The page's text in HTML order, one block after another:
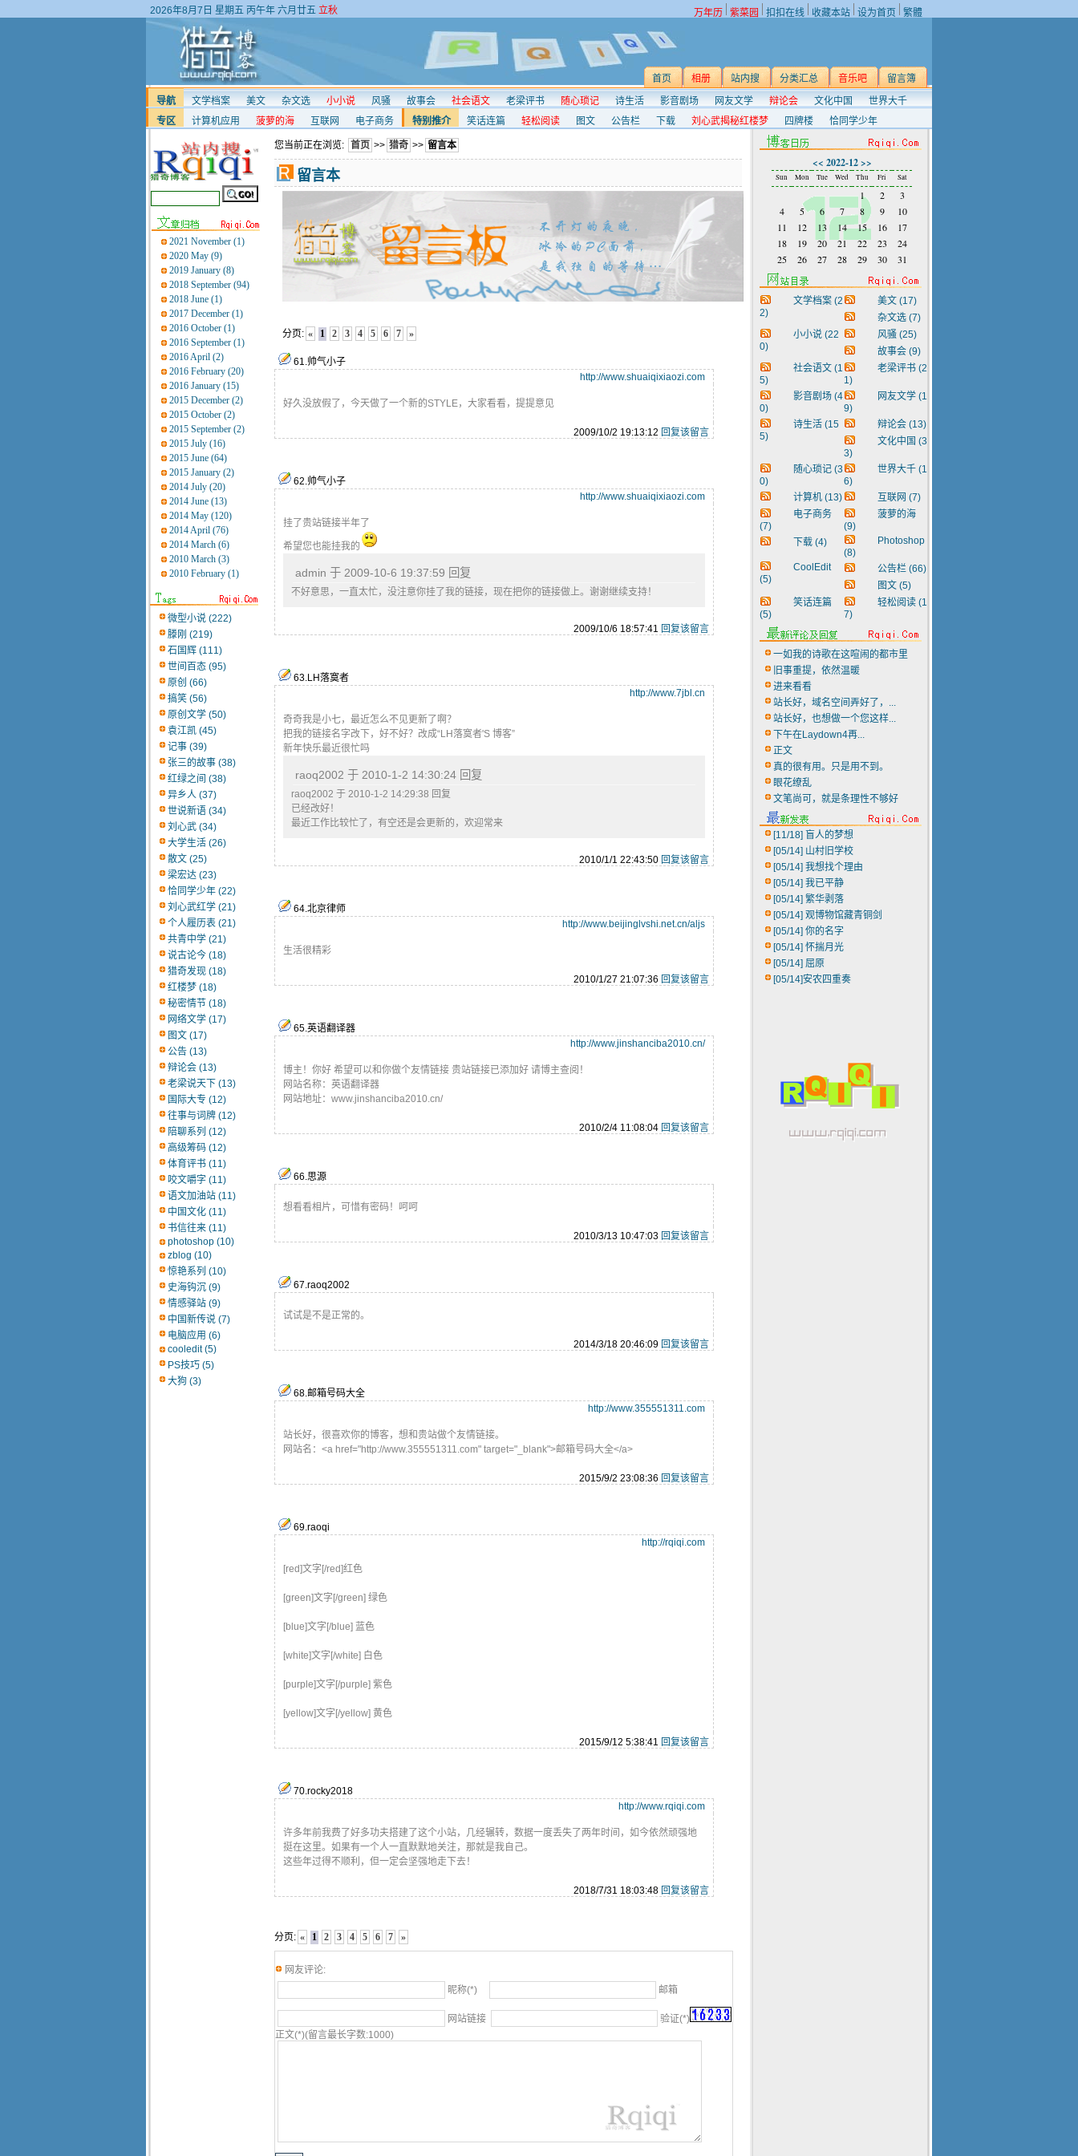
2026年8月7日 星期五 丙午年 六月廿五 立秋 万年历 紫菜园 扣扣在线 收藏本站 设为首页 繁體
留言簿
音乐吧
分类汇总
站内搜
相册
首页
导航
文学档案 美文 杂文选 小小说 风骚 故事会 社会语文 老梁评书 随心琐记 诗生活 影音剧场 网友文学 辩论会 文化中国
世界大千
专区
计算机应用 菠萝的海 互联网 电子商务 特别推介 笑话连篇 轻松阅读 图文 公告栏 下载 刘心武揭秘红楼梦 四牌楼 恰同学少年
2021 November (1)
2020 May (9)
2019 January (8)
2018 September (94)
2018 June (1)
2017 December (1)
2016 October (1)
2016 September (1)
2016 April (2)
2016 February (20)
2016 January (15)
2015 December (2)
2015 October (2)
2015 September (2)
2015 July (16)
2015 June (64)
2015 January (2)
2014 July (20)
2014 June (13)
2014 May (120)
2014 April (76)
2014 March (6)
2010 March (3)
2010 February (1)
微型小说 (222)
滕刚 (219)
石国辉 (111)
世间百态 (95)
原创 (66)
搞笑 (56)
原创文学 (50)
袁江凯 (45)
记事 (39)
张三的故事 (38)
红绿之间 (38)
异乡人 (37)
世说新语 (34)
刘心武 (34)
大学生活 (26)
散文 (25)
梁宏达 (23)
恰同学少年 (22)
刘心武红学 (21)
个人履历表 (21)
共青中学 (21)
说古论今 (18)
猎奇发现 (18)
红楼梦 (18)
秘密情节 (18)
网络文学 (17)
图文 (17)
公告 (13)
辩论会 (13)
老梁说天下 (13)
国际大专 (12)
往事与词牌 (12)
陪聊系列 (12)
高级筹码 (12)
体育评书 (11)
咬文嚼字 (11)
语文加油站 (11)
中国文化 (11)
书信往来 (11)
photoshop (10)
zblog (10)
惊艳系列 (10)
史海钩沉 (9)
情感驿站 (9)
中国新传说 (7)
电脑应用 (6)
cooledit (5)
PS技巧 (5)
大狗 (3)
您当前正在浏览: 首页 >> 猎奇 >> 留言本
留言本
分页: « 1 2 3 4 5 6 7 »
61.帅气小子
http://www.shuaiqixiaozi.com
好久没放假了，今天做了一个新的STYLE，大家看看，提提意见
2009/10/2 19:13:12 回复该留言
62.帅气小子
http://www.shuaiqixiaozi.com
挂了贵站链接半年了
希望您也能挂我的
admin 于 2009-10-6 19:37:59 回复
不好意思，一直太忙，没注意你挂了我的链接，现在把你的链接做上。谢谢继续支持！
2009/10/6 18:57:41 回复该留言
63.LH落寞者
http://www.7jbl.cn
奇奇我是小七，最近怎么不见更新了啊？
把我的链接名字改下，好不好？改成“LH落寞者'S 博客”
新年快乐最近很忙吗
raoq2002 于 2010-1-2 14:30:24 回复
raoq2002 于 2010-1-2 14:29:38 回复
已经改好！
最近工作比较忙了，有空还是会更新的，欢迎常来
2010/1/1 22:43:50 回复该留言
64.北京律师
http://www.beijinglvshi.net.cn/aljs
生活很精彩
2010/1/27 21:07:36 回复该留言
65.英语翻译器
http://www.jinshanciba2010.cn/
博主！你好 希望可以和你做个友情链接 贵站链接已添加好 请博主查阅！
网站名称：英语翻译器
网站地址：www.jinshanciba2010.cn/
2010/2/4 11:08:04 回复该留言
66.思源
想看看相片，可惜有密码！呵呵
2010/3/13 10:47:03 回复该留言
67.raoq2002
试试是不是正常的。
2014/3/18 20:46:09 回复该留言
68.邮箱号码大全
http://www.355551311.com
站长好，很喜欢你的博客，想和贵站做个友情链接。
网站名：<a href="http://www.355551311.com" target="_blank">邮箱号码大全</a>
2015/9/2 23:08:36 回复该留言
69.raoqi
http://rqiqi.com
[red]文字[/red]红色
[green]文字[/green] 绿色
[blue]文字[/blue] 蓝色
[white]文字[/white] 白色
[purple]文字[/purple] 紫色
[yellow]文字[/yellow] 黄色
2015/9/12 5:38:41 回复该留言
70.rocky2018
http://www.rqiqi.com
许多年前我费了好多功夫搭建了这个小站，几经辗转，数据一度丢失了两年时间，如今依然顽强地
挺在这里。如果有一个人一直默默地关注，那就是我自己。
这些年过得不顺利，但一定会坚强地走下去！
2018/7/31 18:03:48 回复该留言
分页: « 1 2 3 4 5 6 7 »
网友评论:
昵称(*)
邮箱
网站链接
验证(*)
正文(*)(留言最长字数:1000)
<< 2022-12 >>
Sun Mon Tue Wed Thu Fri Sat
1 2
3
4
5 6 7 8 9
10
11
12 13 14 15 16
17
18
19 20 21 22 23
24
25
26 27 28 29 30 31
文学档案 (2
2)
美文 (17)
杂文选 (7)
小小说 (22
0)
风骚 (25)
故事会 (9)
社会语文 (1
5)
老梁评书 (2
1)
影音剧场 (4
0)
网友文学 (1
9)
诗生活 (15
5)
辩论会 (13)
文化中国 (3
3)
随心琐记 (3
0)
世界大千 (1
6)
计算机 (13) 互联网 (7)
电子商务
(7)
菠萝的海
(9)
下载 (4)
Photoshop
(8)
CoolEdit
(5)
公告栏 (66)
图文 (5)
笑话连篇
(5)
轻松阅读 (1
7)
一如我的诗歌在这喧闹的都市里
旧事重提，依然温暖
进来看看
站长好，域名空间弄好了，...
站长好，也想做一个您这样...
下午在Laydown4再...
正文
真的很有用。只是用不到。
眼花缭乱
文笔尚可，就是条理性不够好
[11/18] 盲人的梦想
[05/14] 山村旧学校
[05/14] 我想找个理由
[05/14] 我已平静
[05/14] 繁华剥落
[05/14] 观博物馆藏青铜剑
[05/14] 你的名字
[05/14] 怀揣月光
[05/14] 屈原
[05/14]安农四重奏